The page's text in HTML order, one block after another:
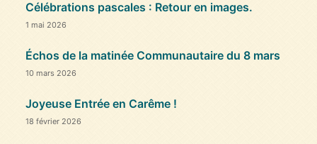
Célébrations pascales : Retour en images.
1 mai 2026
Échos de la matinée Communautaire du 8 mars
10 mars 2026
Joyeuse Entrée en Carême !
18 février 2026